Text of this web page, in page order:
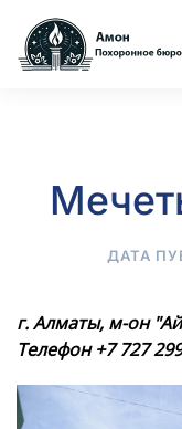
Skip to main
ДАТА
г. Алматы, м-он
Телефон +7 727